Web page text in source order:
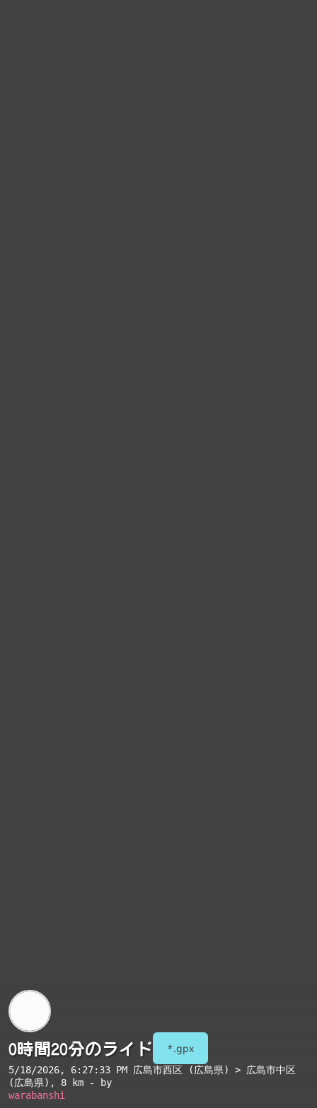
0時間20分のライド *.gpx
5/18/2026, 6:27:33 PM 広島市西区 (広島県) > 広島市中区
(広島県) , 8 km - by
warabanshi